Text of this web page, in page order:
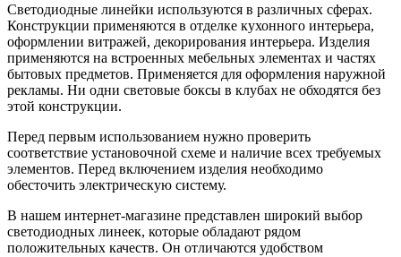
Светодиодные линейки используются в различных сферах.
Конструкции применяются в отделке кухонного интерьера,
оформлении витражей, декорирования интерьера. Изделия
применяются на встроенных мебельных элементах и частях
бытовых предметов. Применяется для оформления наружной
рекламы. Ни одни световые боксы в клубах не обходятся без
этой конструкции.
Перед первым использованием нужно проверить
соответствие установочной схеме и наличие всех требуемых
элементов. Перед включением изделия необходимо
обесточить электрическую систему.
В нашем интернет-магазине представлен широкий выбор
светодиодных линеек, которые обладают рядом
положительных качеств. Он отличаются удобством